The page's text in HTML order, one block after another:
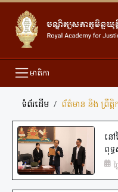
មាតិកា
ទំព័រដើម ព័ត៌មាន និង​ ព្រឹត្តិ
នៅ
ពុទ្
ឆ្ន
អ